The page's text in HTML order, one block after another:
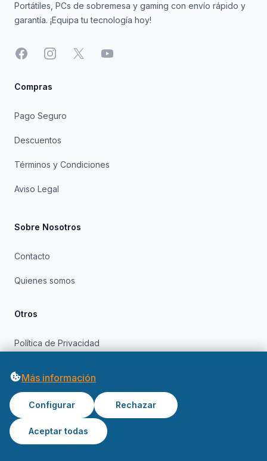
Portátiles, PCs de sobremesa y gaming con envío rápido y
garantía. ¡Equipa tu tecnología hoy!
FacebookInstagram
X YouTube
Compras
Pago Seguro
Descuentos
Términos y Condiciones
Aviso Legal
Sobre Nosotros
Contacto
Quienes somos
Otros
Política de Privacidad
© 2026 OfertasInformatica. Todos los derechos reservados.
Más información
Configurar Rechazar
Aceptar todas